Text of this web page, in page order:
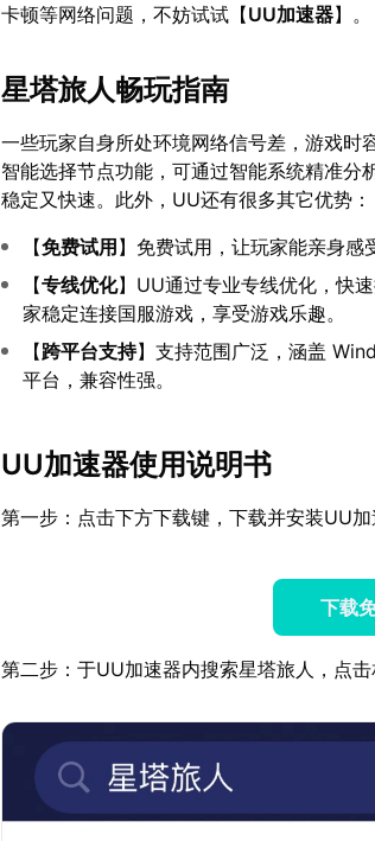
卡顿等网络问题，不妨试试【UU加速器】。
星塔旅人畅玩指南
一些玩家自身所处环境网络信号差，游戏时
智能选择节点功能，可通过智能系统精准
稳定又快速。此外，UU还有很多其它优势：
【免费试用 】免费试用，让玩家能亲身感
【专线优化】UU通过专业专线优化，快
家稳定连接国服游戏，享受游戏乐趣。
【跨平台支持】支持范围广泛，涵盖
平台，兼容性强。
UU加速器使用说明书
第一步：点击下方下载键，下载并安装UU加
下载
第二步：于UU加速器内搜索星塔旅人，点击